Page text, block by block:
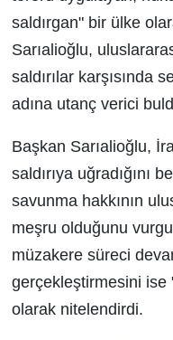
saldırgan" bir ülke
Sarıalioğlu,
saldırılar karşısında
adına utanç verici
Başkan Sarıalioğlu,
saldırıya uğradığını
savunma hakkının
meşru olduğunu
müzakere süreci
gerçekleştirmesini ise
olarak nitelendirdi.